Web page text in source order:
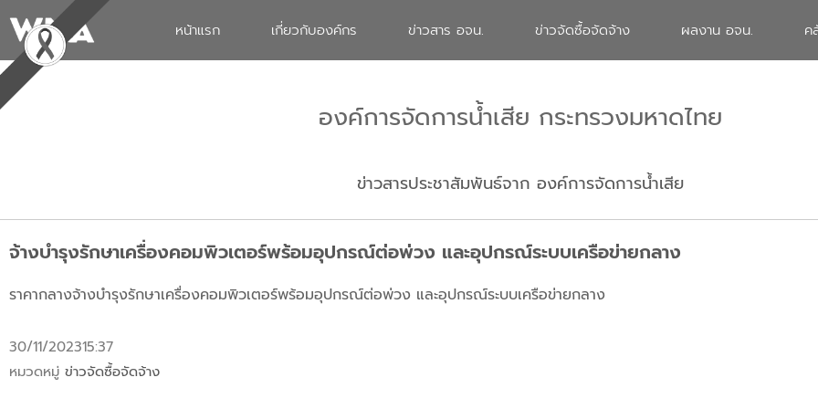
หน้าแรก เกี่ยวกับองค์กร ข่าวสาร อจน. ข่าวจัดซื้อจัดจ้าง ผลงาน อจน. ค
องค์การจัดการน้ำเสีย กระทรวงมหาดไทย
ข่าวสารประชาสัมพันธ์จาก องค์การจัดการน้ำเสีย
จ้างบำรุงรักษาเครื่องคอมพิวเตอร์พร้อมอุปกรณ์ต่อพ่วง และอุปกรณ์ระบบเครือข่ายกลาง
ราคากลางจ้างบำรุงรักษาเครื่องคอมพิวเตอร์พร้อมอุปกรณ์ต่อพ่วง และอุปกรณ์ระบบเครือข่ายกลาง
30/11/202315:37
หมวดหมู่ ข่าวจัดซื้อจัดจ้าง